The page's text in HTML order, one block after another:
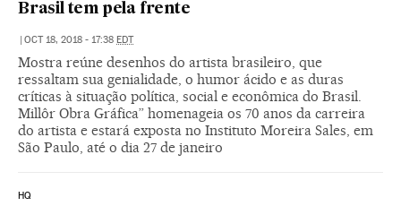
Brasil tem pela frente
| OCT 18, 2018 - 17:38 EDT
Mostra reúne desenhos do artista brasileiro, que
ressaltam sua genialidade, o humor ácido e as duras
críticas à situação política, social e econômica do Brasil.
Millôr Obra Gráfica” homenageia os 70 anos da carreira
do artista e estará exposta no Instituto Moreira Sales, em
São Paulo, até o dia 27 de janeiro
HQ